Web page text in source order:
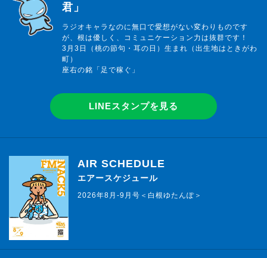
君」
ラジオキャラなのに無口で愛想がない変わりものです
が、根は優しく、コミュニケーション力は抜群です！
3月3日（桃の節句・耳の日）生まれ（出生地はときがわ
町）
座右の銘「足で稼ぐ」
LINEスタンプを見る
AIR SCHEDULE
エアースケジュール
2026年8月-9月号＜白根ゆたんぽ＞